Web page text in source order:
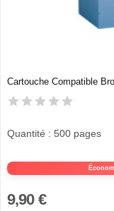
Cartouche Compatible
Quantité : 500 pages
9,90 €